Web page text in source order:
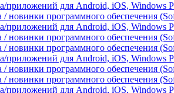
приложений для Android, iOS, Windows
/ новинки программного обеспечения
приложений для Android, iOS, Windows
/ новинки программного обеспечения
/ новинки программного обеспечения
приложений для Android, iOS, Windows
/ новинки программного обеспечения
/ новинки программного обеспечения
приложений для Android, iOS, Windows